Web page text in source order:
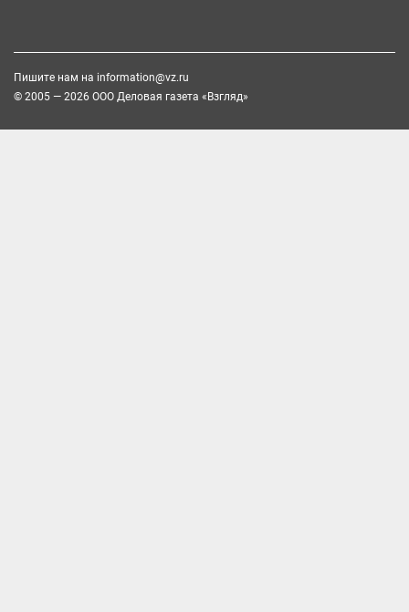
Пишите нам на information@vz.ru
© 2005 — 2026 ООО Деловая газета «Взгляд»